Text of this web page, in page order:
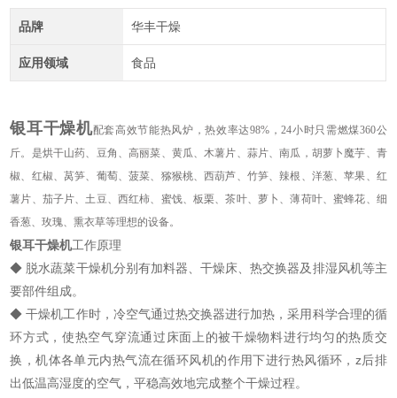
品牌 华丰干燥
应用领域 食品
银耳干燥机配套高效节能热风炉，热效率达98%，24小时只需燃煤360公
斤。是烘干山药、豆角、高丽菜、黄瓜、木薯片、蒜片、南瓜，胡萝卜魔芋、青
椒、红椒、莴笋、葡萄、菠菜、猕猴桃、西葫芦、竹笋、辣根、洋葱、苹果、红
薯片、茄子片、土豆、西红柿、蜜饯、板栗、茶叶、萝卜、薄荷叶、蜜蜂花、细
香葱、玫瑰、熏衣草等理想的设备。
银耳干燥机工作原理
◆ 脱水蔬菜干燥机分别有加料器、干燥床、热交换器及排湿风机等主
要部件组成。
◆ 干燥机工作时，冷空气通过热交换器进行加热，采用科学合理的循
环方式，使热空气穿流通过床面上的被干燥物料进行均匀的热质交
换，机体各单元内热气流在循环风机的作用下进行热风循环，z后排
出低温高湿度的空气，平稳高效地完成整个干燥过程。